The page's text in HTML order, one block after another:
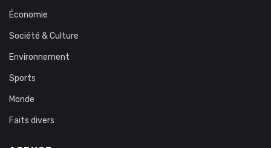
Économie
Société & Culture
Environnement
Sports
Monde
Faits divers